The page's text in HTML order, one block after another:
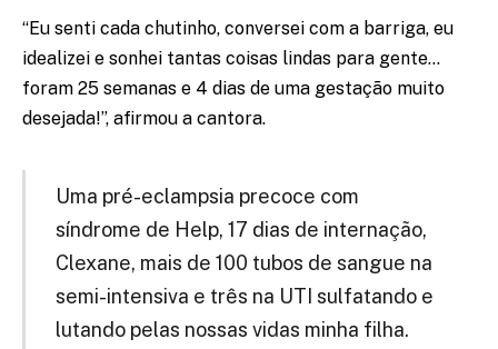
“Eu senti cada chutinho, conversei com a barriga, eu
idealizei e sonhei tantas coisas lindas para gente…
foram 25 semanas e 4 dias de uma gestação muito
desejada!”, afirmou a cantora.
Uma pré-eclampsia precoce com
síndrome de Help, 17 dias de internação,
Clexane, mais de 100 tubos de sangue na
semi-intensiva e três na UTI sulfatando e
lutando pelas nossas vidas minha filha.